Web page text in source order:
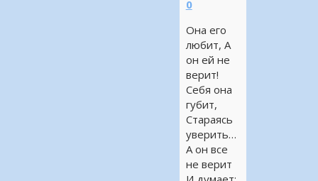
0
Она его
любит, А
он ей не
верит!
Себя она
губит,
Стараясь
уверить…
А он все
не верит